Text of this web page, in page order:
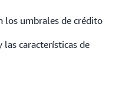
los umbrales de crédito
las características de